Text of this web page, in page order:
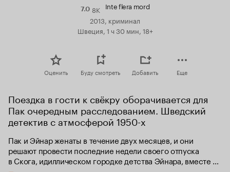
7.0Рейтинг
Кинопоиска
8K Inte flera mord
2013, криминал
Швеция, 1 ч 30 мин, 18+
Оценить Буду смотреть Добавить Еще
Поездка в гости к свёкру оборачивается для
Пак очередным расследованием. Шведский
детектив с атмосферой 1950-х
Пак и Эйнар женаты в течение двух месяцев, и они
решают провести последние недели своего отпуска
в Скога, идиллическом городке детства Эйнара, вместе